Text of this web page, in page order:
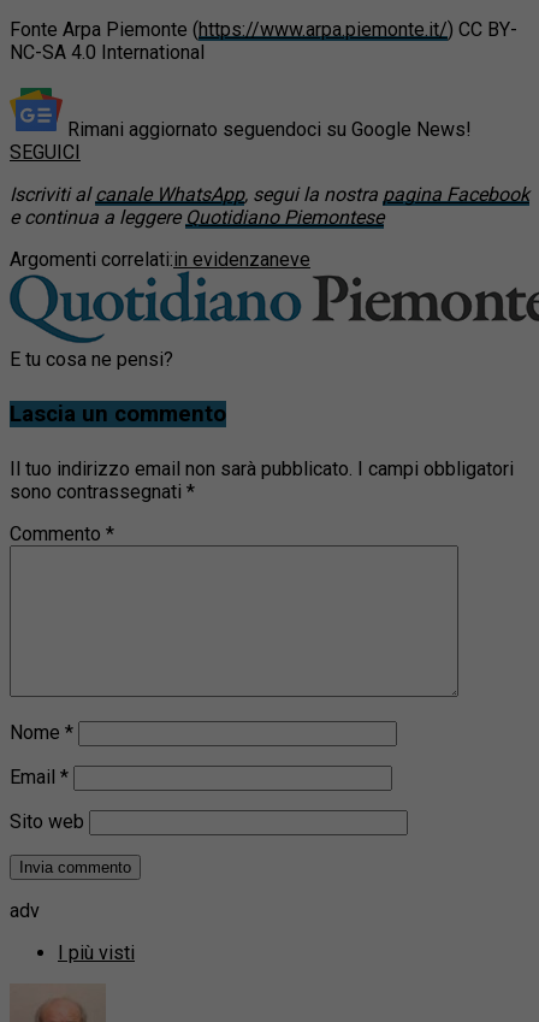
Fonte Arpa Piemonte (https://www.arpa.piemonte.it/) CC BY-
NC-SA 4.0 International
Rimani aggiornato seguendoci su Google News!
SEGUICI
Iscriviti alcanale WhatsApp, segui la nostra pagina Facebook
e continua a leggere Quotidiano Piemontese
Argomenti correlati:in evidenzaneve
E tu cosa ne pensi?
Lascia un commento
Il tuo indirizzo email non sarà pubblicato. I campi obbligatori
sono contrassegnati *
Commento *
Nome *
Email *
Sito web
adv
I più visti